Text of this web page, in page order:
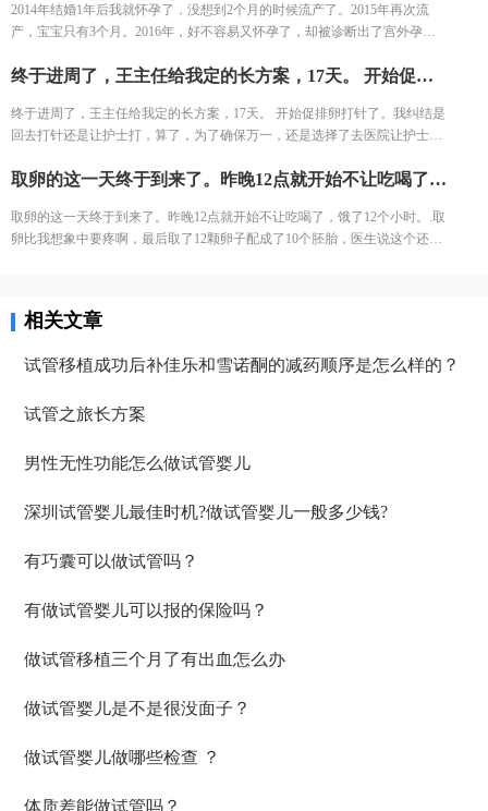
轻，卵巢敏感，受到大量药物刺激，激素水平失调，再者就是血液里的电解
质缺失导致大量血液里的蛋白流失。
医生说要平常心，但我看姐妹们的分享知道成功率可能只有1成不到了。 因
为医生要求移植前三天每天塞2颗黄体酮，给移植做准备，我竟然忘了1次，
身体之后，我对自己有信心。 医生也就没说什么，直接签了风险书，等着隔
之后我直接回家了。
2014年结婚1年后我就怀孕了，没想到2个月的时候流产了。2015年再次流
产，宝宝只有3个月。2016年，好不容易又怀孕了，却被诊断出了宫外孕。
我，万般无奈下，我踏上了试管的旅途。 我拉着老公来到了郑大三附院的生
手上的纸张，一个窗口一个窗口的去检查了。这样检查的日子，一直持续了
一个月，所有检查结果才凑齐。
终于进周了，王主任给我定的长方案，17天。 开始促排卵打针了。我纠结是回去打针还是让护士打，算了，为了确保万一，还是选择了去医院让护士打。今天去打针的人还是挺多的，再有耐心的护士也无法保持笑脸。给我打针的护士进到注射室的时候，满脸疲惫，但是还是耐心的给我打针了!
终于进周了，王主任给我定的长方案，17天。 开始促排卵打针了。我纠结是
回去打针还是让护士打，算了，为了确保万一，还是选择了去医院让护士
针的护士进到注射室的时候，满脸疲惫，但是还是耐心的给我打针了!
取卵的这一天终于到来了。昨晚12点就开始不让吃喝了，饿了12个小时。.取卵比我想象中要疼啊，最后取了12颗卵子配成了10个胚胎，医生说这个还是不错的结果了，我也不知道算好不算，但是我尽力了啊。医生建议我继续养囊。没想到配成了5个囊胚！太高兴了，今天我要吃点好吃的庆祝下。
取卵的这一天终于到来了。昨晚12点就开始不让吃喝了，饿了12个小时。.取
卵比我想象中要疼啊，最后取了12颗卵子配成了10个胚胎，医生说这个还是
相关文章
试管移植成功后补佳乐和雪诺酮的减药顺序是怎么样的？
试管之旅长方案
男性无性功能怎么做试管婴儿
深圳试管婴儿最佳时机?做试管婴儿一般多少钱?
有巧囊可以做试管吗？
有做试管婴儿可以报的保险吗？
做试管移植三个月了有出血怎么办
做试管婴儿是不是很没面子？
做试管婴儿做哪些检查 ？
体质差能做试管吗？